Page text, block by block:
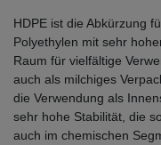
HDPE ist die Abkürzung
Polyethylen mit sehr
Raum für vielfältige
auch als milchiges
die Verwendung als
sehr hohe Stabilität, die
auch im chemischen